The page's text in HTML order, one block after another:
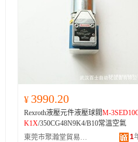
¥ 3990.20
Rexroth液壓元件液壓球閥M-
K1X/350CG48N9K4/B10常溫空氣
東莞市聚瀚堂貿易有限公司
1